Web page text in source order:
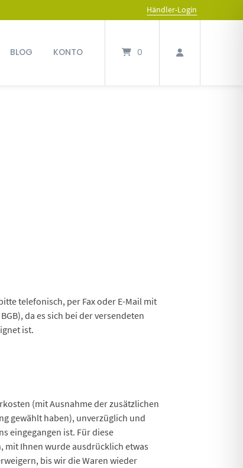
Händler-Login
BLOG KONTO 0
telefonisch, per Fax oder E-Mail mit
da es sich bei der versendeten
ist.
(mit Ausnahme der zusätzlichen
gewählt haben), unverzüglich und
eingegangen ist. Für diese
mit Ihnen wurde ausdrücklich etwas
bis wir die Waren wieder